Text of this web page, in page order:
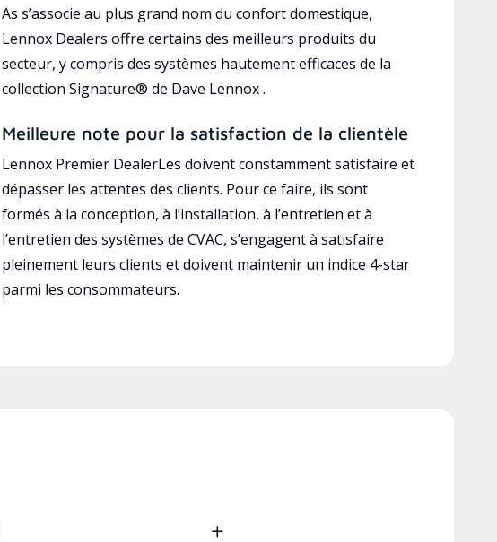
As s’associe au plus grand nom du confort domestique,
Lennox Dealers offre certains des meilleurs produits du
secteur, y compris des systèmes hautement efficaces de la
collection Signature® de Dave Lennox .
Meilleure note pour la satisfaction de la clientèle
Lennox Premier DealerLes doivent constamment satisfaire et
dépasser les attentes des clients. Pour ce faire, ils sont
formés à la conception, à l’installation, à l’entretien et à
l’entretien des systèmes de CVAC, s’engagent à satisfaire
pleinement leurs clients et doivent maintenir un indice 4-star
parmi les consommateurs.